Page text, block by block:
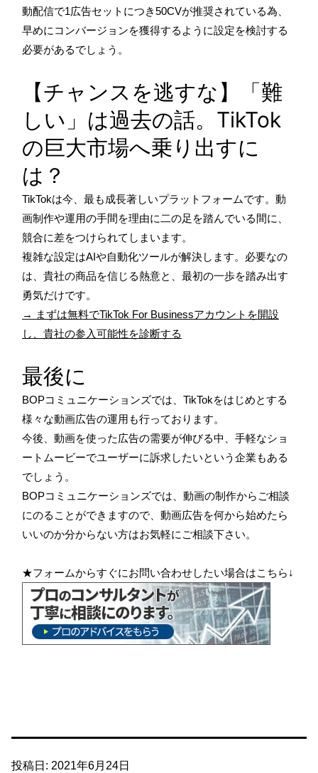
動配信で1広告セットにつき50CVが推奨されている為、
早めにコンバージョンを獲得するように設定を検討する
必要があるでしょう。
【チャンスを逃すな】「難
しい」は過去の話。TikTok
の巨大市場へ乗り出すに
は？
TikTokは今、最も成長著しいプラットフォームです。動
画制作や運用の手間を理由に二の足を踏んでいる間に、
競合に差をつけられてしまいます。
複雑な設定はAIや自動化ツールが解決します。必要なの
は、貴社の商品を信じる熱意と、最初の一歩を踏み出す
勇気だけです。
→ まずは無料でTikTok For Businessアカウントを開設
し、貴社の参入可能性を診断する
最後に
BOPコミュニケーションズでは、TikTokをはじめとする
様々な動画広告の運用も行っております。
今後、動画を使った広告の需要が伸びる中、手軽なショ
ートムービーでユーザーに訴求したいという企業もある
でしょう。
BOPコミュニケーションズでは、動画の制作からご相談
にのることができますので、動画広告を何から始めたら
いいのか分からない方はお気軽にご相談下さい。
★フォームからすぐにお問い合わせしたい場合はこちら↓
投稿日: 2021年6月24日